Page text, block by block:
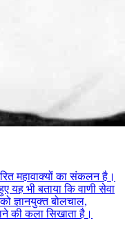
महावाक्यों का संकलन है।
यह भी बताया कि वाणी सेवा
ज्ञानयुक्त बोलचाल,
की कला सिखाता है।